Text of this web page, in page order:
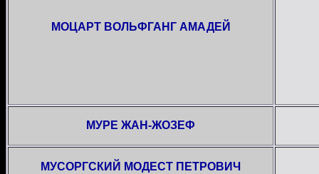
МОЦАРТ ВОЛЬФГАНГ АМАДЕЙ
МУРЕ ЖАН-ЖОЗЕФ
МУСОРГСКИЙ МОДЕСТ ПЕТРОВИЧ